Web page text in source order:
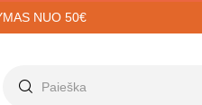
NUO 50€